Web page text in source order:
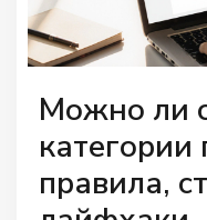
Можно ли
категории
правила,